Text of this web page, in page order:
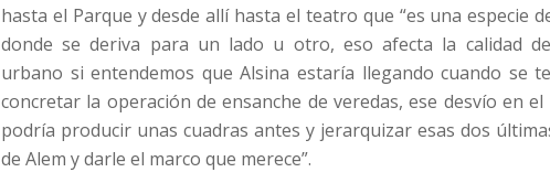
hasta el Parque y desde allí hasta el teatro que “es una especie
donde se deriva para un lado u otro, eso afecta la calidad
urbano si entendemos que Alsina estaría llegando cuando se
concretar la operación de ensanche de veredas, ese desvío en
podría producir unas cuadras antes y jerarquizar esas dos
de Alem y darle el marco que merece”.